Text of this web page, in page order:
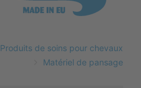
Produits de soins pour chevaux
Matériel de pansage